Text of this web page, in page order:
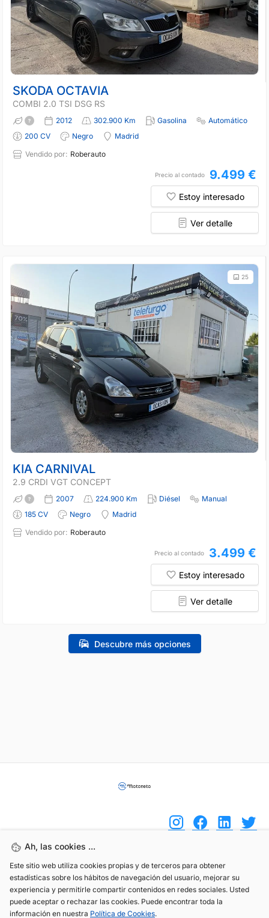
SKODA OCTAVIA
COMBI 2.0 TSI DSG RS
2012 302.900 Km Gasolina
Automático
200 CV
Negro
Madrid
Vendido por: Roberauto
Precio al contado 9.499 €
Estoy interesado
Ver detalle
25
KIA CARNIVAL
2.9 CRDI VGT CONCEPT
2007 224.900 Km Diésel
Manual
185 CV
Negro
Madrid
Vendido por: Roberauto
Precio al contado 3.499 €
Estoy interesado
Ver detalle
Descubre más opciones
Ah, las cookies ...
Este sitio web utiliza cookies propias y de terceros para obtener
estadísticas sobre los hábitos de navegación del usuario, mejorar su
experiencia y permitirle compartir contenidos en redes sociales. Usted
puede aceptar o rechazar las cookies. Puede encontrar toda la
información en nuestra Política de Cookies.
(+34) 744 408 070
info@motoreto.com